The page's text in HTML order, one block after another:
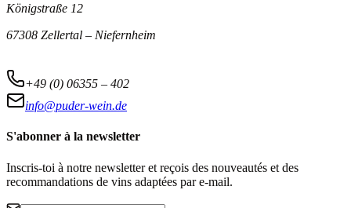
Königstraße 12
67308 Zellertal – Niefernheim
+49 (0) 06355 – 402
info@puder-wein.de
S'abonner à la newsletter
Inscris-toi à notre newsletter et reçois des nouveautés et des
recommandations de vins adaptées par e-mail.